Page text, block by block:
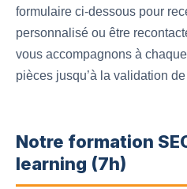
formulaire ci-dessous pour
personnalisé ou être
vous accompagnons à
pièces jusqu’à la validation
Notre formation
learning (7h)